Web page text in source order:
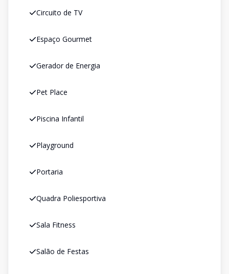
Circuito de TV
Espaço Gourmet
Gerador de Energia
Pet Place
Piscina Infantil
Playground
Portaria
Quadra Poliesportiva
Sala Fitness
Salão de Festas